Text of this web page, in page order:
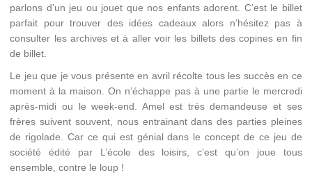
parlons d’un jeu ou jouet que nos enfants adorent. C’est le billet
parfait pour trouver des idées cadeaux alors n’hésitez pas à
consulter les archives et à aller voir les billets des copines en fin
de billet.
Le jeu que je vous présente en avril récolte tous les succès en ce
moment à la maison. On n’échappe pas à une partie le mercredi
après-midi ou le week-end. Amel est très demandeuse et ses
frères suivent souvent, nous entrainant dans des parties pleines
de rigolade. Car ce qui est génial dans le concept de ce jeu de
société édité par L’école des loisirs, c’est qu’on joue tous
ensemble, contre le loup !